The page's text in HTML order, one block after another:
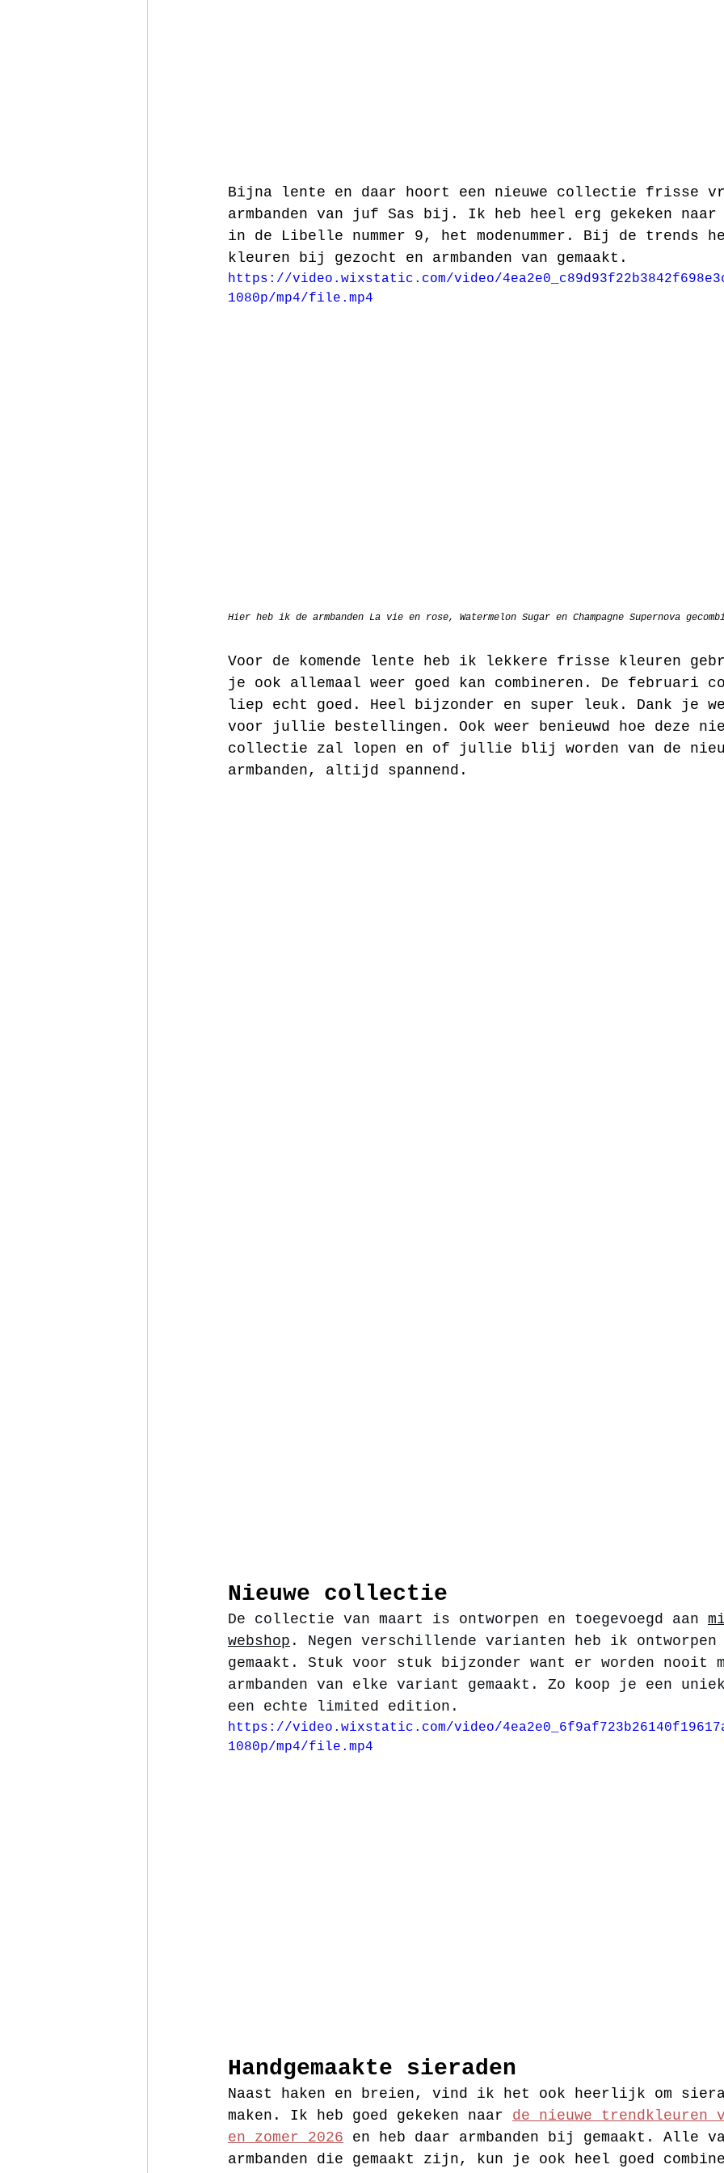
Bijna lente en daar hoort een nieuwe collectie frisse
armbanden van juf Sas bij. Ik heb heel erg gekeken naar
in de Libelle nummer 9, het modenummer. Bij de trends
kleuren bij gezocht en armbanden van gemaakt.
https://video.wixstatic.com/video/
1080p/mp4/file.mp4
Hier heb ik de armbanden La vie en rose, Watermelon Sugar en Champagne Supernova
Voor de komende lente heb ik lekkere frisse kleuren
je ook allemaal weer goed kan combineren. De februari
liep echt goed. Heel bijzonder en super leuk. Dank je
voor jullie bestellingen. Ook weer benieuwd hoe deze
collectie zal lopen en of jullie blij worden van de
armbanden, altijd spannend.
Nieuwe collectie
De collectie van maart is ontworpen en toegevoegd aan
webshop . Negen verschillende varianten heb ik ontworpen
gemaakt. Stuk voor stuk bijzonder want er worden nooit
armbanden van elke variant gemaakt. Zo koop je een
een echte limited edition.
https://video.wixstatic.com/video/
1080p/mp4/file.mp4
Handgemaakte sieraden
Naast haken en breien, vind ik het ook heerlijk om
maken. Ik heb goed gekeken naar de nieuwe trendkleuren
en zomer 2026 en heb daar armbanden bij gemaakt. Alle
armbanden die gemaakt zijn, kun je ook heel goed